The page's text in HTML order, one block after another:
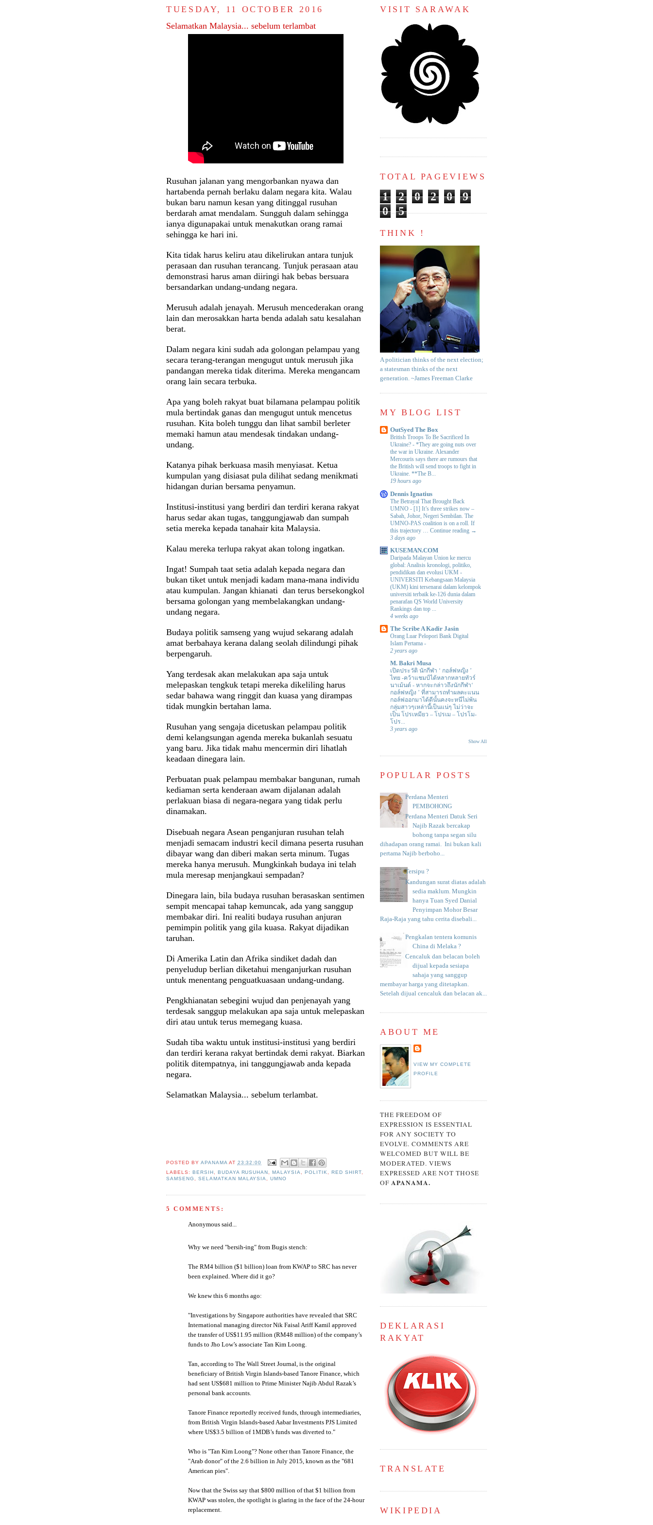
TUESDAY, 11 OCTOBER 2016
Selamatkan Malaysia... sebelum terlambat
Rusuhan jalanan yang mengorbankan nyawa dan
hartabenda pernah berlaku dalam negara kita. Walau
bukan baru namun kesan yang ditinggal rusuhan
berdarah amat mendalam. Sungguh dalam sehingga
ianya digunapakai untuk menakutkan orang ramai
sehingga ke hari ini.
Kita tidak harus keliru atau dikelirukan antara tunjuk
perasaan dan rusuhan terancang. Tunjuk perasaan atau
demonstrasi harus aman diiringi hak bebas bersuara
bersandarkan undang-undang negara.
Merusuh adalah jenayah. Merusuh mencederakan orang
lain dan merosakkan harta benda adalah satu kesalahan
berat.
Dalam negara kini sudah ada golongan pelampau yang
secara terang-terangan mengugut untuk merusuh jika
pandangan mereka tidak diterima. Mereka mengancam
orang lain secara terbuka.
Apa yang boleh rakyat buat bilamana pelampau politik
mula bertindak ganas dan mengugut untuk mencetus
rusuhan. Kita boleh tunggu dan lihat sambil berleter
memaki hamun atau mendesak tindakan undang-
undang.
Katanya pihak berkuasa masih menyiasat. Ketua
kumpulan yang disiasat pula dilihat sedang menikmati
hidangan durian bersama penyamun.
Institusi-institusi yang berdiri dan terdiri kerana rakyat
harus sedar akan tugas, tanggungjawab dan sumpah
setia mereka kepada tanahair kita Malaysia.
Kalau mereka terlupa rakyat akan tolong ingatkan.
Ingat! Sumpah taat setia adalah kepada negara dan
bukan tiket untuk menjadi kadam mana-mana individu
atau kumpulan. Jangan khianati dan terus bersekongkol
bersama golongan yang membelakangkan undang-
undang negara.
Budaya politik samseng yang wujud sekarang adalah
amat berbahaya kerana dalang seolah dilindungi pihak
berpengaruh.
Yang terdesak akan melakukan apa saja untuk
melepaskan tengkuk tetapi mereka dikeliling harus
sedar bahawa wang ringgit dan kuasa yang dirampas
tidak mungkin bertahan lama.
Rusuhan yang sengaja dicetuskan pelampau politik
demi kelangsungan agenda mereka bukanlah sesuatu
yang baru. Jika tidak mahu mencermin diri lihatlah
keadaan dinegara lain.
Perbuatan puak pelampau membakar bangunan, rumah
kediaman serta kenderaan awam dijalanan adalah
perlakuan biasa di negara-negara yang tidak perlu
dinamakan.
Disebuah negara Asean penganjuran rusuhan telah
menjadi semacam industri kecil dimana peserta rusuhan
dibayar wang dan diberi makan serta minum. Tugas
mereka hanya merusuh. Mungkinkah budaya ini telah
mula meresap menjangkaui sempadan?
Dinegara lain, bila budaya rusuhan berasaskan sentimen
sempit mencapai tahap kemuncak, ada yang sanggup
membakar diri. Ini realiti budaya rusuhan anjuran
pemimpin politik yang gila kuasa. Rakyat dijadikan
taruhan.
Di Amerika Latin dan Afrika sindiket dadah dan
penyeludup berlian diketahui menganjurkan rusuhan
untuk menentang penguatkuasaan undang-undang.
Pengkhianatan sebegini wujud dan penjenayah yang
terdesak sanggup melakukan apa saja untuk melepaskan
diri atau untuk terus memegang kuasa.
Sudah tiba waktu untuk institusi-institusi yang berdiri
dan terdiri kerana rakyat bertindak demi rakyat. Biarkan
politik ditempatnya, ini tanggungjawab anda kepada
negara.
Selamatkan Malaysia... sebelum terlambat.
POSTED BY APANAMA AT 23:32:00
LABELS:
BERSIH , BUDAYA RUSUHAN , MALAYSIA, POLITIK, RED SHIRT,
SAMSENG , SELAMATKAN MALAYSIA,UMNO
5 COMMENTS:
Anonymous said...
Why we need "bersih-ing" from Bugis stench:
The RM4 billion ($1 billion) loan from KWAP to SRC has never
been explained. Where did it go?
We knew this 6 months ago:
"Investigations by Singapore authorities have revealed that SRC
International managing director Nik Faisal Ariff Kamil approved
the transfer of US$11.95 million (RM48 million) of the company’s
funds to Jho Low’s associate Tan Kim Loong.
Tan, according to The Wall Street Journal, is the original
beneficiary of British Virgin Islands-based Tanore Finance, which
had sent US$681 million to Prime Minister Najib Abdul Razak’s
personal bank accounts.
Tanore Finance reportedly received funds, through intermediaries,
from British Virgin Islands-based Aabar Investments PJS Limited
where US$3.5 billion of 1MDB’s funds was diverted to."
Who is "Tan Kim Loong"? None other than Tanore Finance, the
"Arab donor" of the 2.6 billion in July 2015, known as the "681
American pies".
Now that the Swiss say that $800 million of that $1 billion from
KWAP was stolen, the spotlight is glaring in the face of the 24-hour
replacement.
VISIT SARAWAK
TOTAL PAGEVIEWS
1 2 0 2 0
9
0
5
THINK !
A politician thinks of the next election;
a statesman thinks of the next
generation. ~James Freeman Clarke
MY BLOG LIST
OutSyed The Box
British Troops To Be Sacrificed In
Ukraine? - *They are going nuts over
the war in Ukraine. Alexander
Mercouris says there are rumours that
the British will send troops to fight in
Ukraine. **The B...
19 hours ago
Dennis Ignatius
The Betrayal That Brought Back
UMNO - [1] It’s three strikes now –
Sabah, Johor, Negeri Sembilan. The
UMNO-PAS coalition is on a roll. If
this trajectory … Continue reading →
3 days ago
KUSEMAN.COM
Daripada Malayan Union ke mercu
global: Analisis kronologi, politiko,
pendidikan dan evolusi UKM -
UNIVERSITI Kebangsaan Malaysia
(UKM) kini tersenarai dalam kelompok
universiti terbaik ke-126 dunia dalam
penarafan QS World University
Rankings dan top ...
4 weeks ago
The Scribe A Kadir Jasin
Orang Luar Pelopori Bank Digital
Islam Pertama -
2 years ago
M. Bakri Musa
เปิดประวัติ นักกีฬา ‘ กอล์ฟหญิง ’
ไทย -คว้าแชมป์ได้หลากหลายทัวร์
นาเม้นต์ - หากจะกล่าวถึงนักกีฬา‘
กอล์ฟหญิง ’ ที่สามารถทำผลคะแนน
กอล์ฟออกมาได้ดีนั้นคงจะหนีไม่พ้น
กลุ่มสาวๆเหล่านี้เป็นแน่ๆ ไม่ว่าจะ
เป็น โปรเหมียว – โปรเม – โปรโม-
โปร...
3 years ago
Show All
POPULAR POSTS
Perdana Menteri
PEMBOHONG
Perdana Menteri Datuk Seri
Najib Razak bercakap
bohong tanpa segan silu
dihadapan orang ramai. Ini bukan kali
pertama Najib berboho...
Tersipu ?
Kandungan surat diatas adalah
sedia maklum. Mungkin
hanya Tuan Syed Danial
Penyimpan Mohor Besar
Raja-Raja yang tahu cerita disebali...
Pengkalan tentera komunis
China di Melaka ?
Cencaluk dan belacan boleh
dijual kepada sesiapa
sahaja yang sanggup
membayar harga yang ditetapkan.
Setelah dijual cencaluk dan belacan ak...
ABOUT ME
VIEW MY COMPLETE
PROFILE
THE FREEDOM OF
EXPRESSION IS ESSENTIAL
FOR ANY SOCIETY TO
EVOLVE. COMMENTS ARE
WELCOMED BUT WILL BE
MODERATED. VIEWS
EXPRESSED ARE NOT THOSE
OF APANAMA.
DEKLARASI
RAKYAT
TRANSLATE
WIKIPEDIA